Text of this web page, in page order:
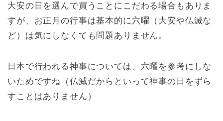
大安の日を選んで買うことにこだわる場合もありま
すが、お正月の行事は基本的に六曜（大安や仏滅な
ど）は気にしなくても問題ありません。
日本で行われる神事については、六曜を参考にしな
いためですね（仏滅だからといって神事の日をずら
すことはありません）